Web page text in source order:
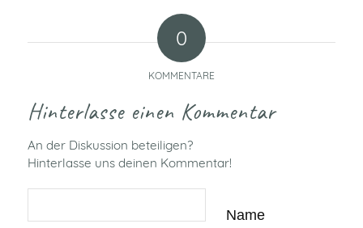
0
KOMMENTARE
Hinterlasse einen Kommentar
An der Diskussion beteiligen?
Hinterlasse uns deinen Kommentar!
Name